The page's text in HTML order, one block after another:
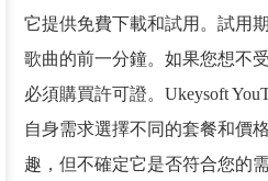
它提供免費下載和試用。試用
歌曲的前一分鐘。如果您想不
必須購買許可證。Ukeysoft
自身需求選擇不同的套餐和價
趣，但不確定它是否符合您的